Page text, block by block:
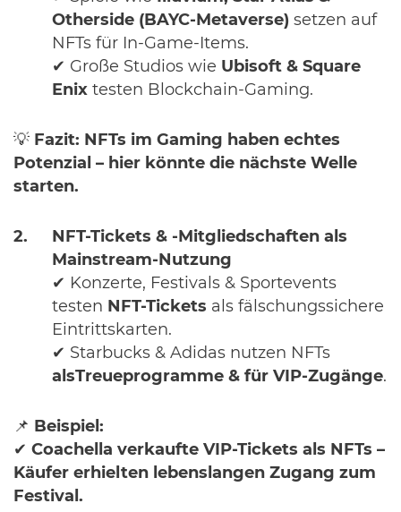
Otherside (BAYC-Metaverse) setzen auf
NFTs für In-Game-Items.
✔ Große Studios wie Ubisoft & Square
Enix testen Blockchain-Gaming.
💡 Fazit: NFTs im Gaming haben echtes
Potenzial – hier könnte die nächste Welle
starten.
NFT-Tickets & -Mitgliedschaften als
Mainstream-Nutzung
✔ Konzerte, Festivals & Sportevents
testen NFT-Tickets als fälschungssichere
Eintrittskarten.
✔ Starbucks & Adidas nutzen NFTs
alsTreueprogramme & für VIP-Zugänge.
📌
Beispiel:
✔ Coachella verkaufte VIP-Tickets als NFTs –
Käufer erhielten lebenslangen Zugang zum
Festival.